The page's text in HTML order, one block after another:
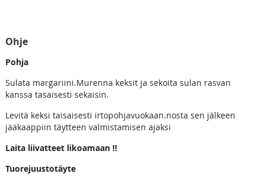
Ohje
Pohja
Sulata margariini.Murenna keksit ja sekoita sulan rasvan
kanssa tasaisesti sekaisin.
Levitä keksi taisaisesti irtopohjavuokaan.nosta sen jälkeen
jääkaappiin täytteen valmistamisen ajaksi
Laita liivatteet likoamaan !!
Tuorejuustotäyte